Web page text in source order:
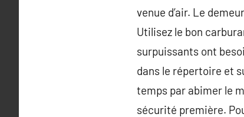
venue d’air. Le
Utilisez le bon
surpuissants ont
dans le répertoire et
temps par abimer le
sécurité première.